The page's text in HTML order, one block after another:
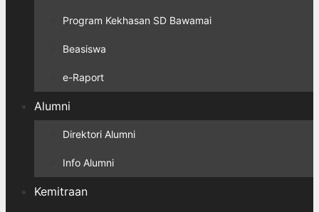
Program Kekhasan SD Bawamai
Beasiswa
e-Raport
Alumni
Direktori Alumni
Info Alumni
Kemitraan